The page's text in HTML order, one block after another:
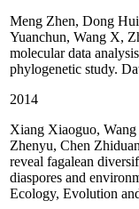
Meng Zhen, Dong
Yuanchun, Wang X,
molecular data
phylogenetic study.
2014
Xiang Xiaoguo,
Zhenyu, Chen
reveal fagalean
diaspores and
Ecology, Evolution